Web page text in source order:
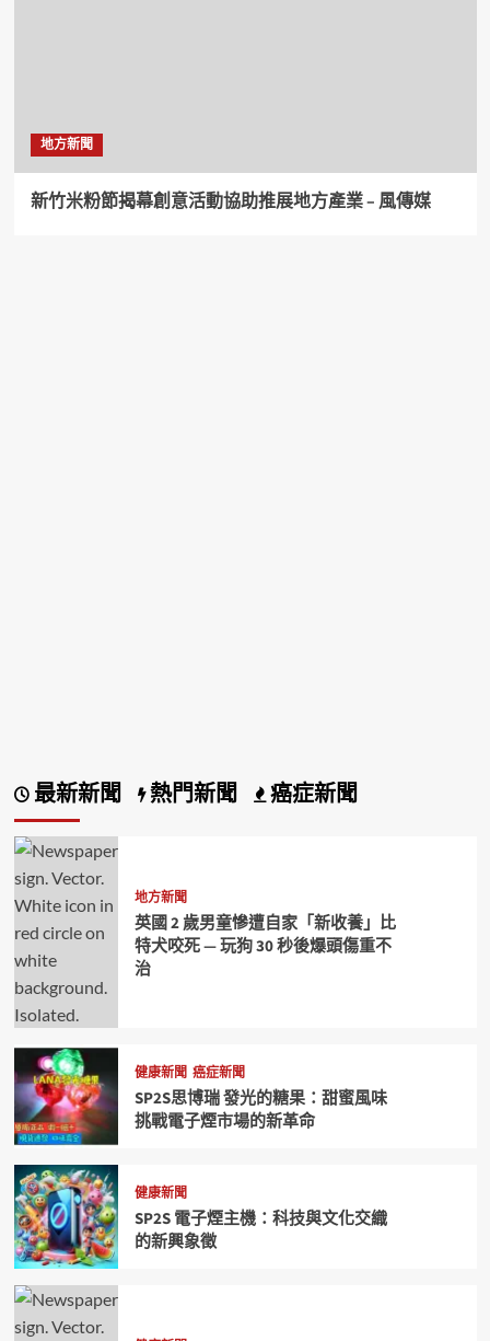
地方新聞
新竹米粉節揭幕創意活動協助推展地方產業 – 風傳媒
最新新聞 熱門新聞 癌症新聞
地方新聞
英國 2 歲男童慘遭自家「新收養」比
特犬咬死 — 玩狗 30 秒後爆頭傷重不
治
健康新聞 癌症新聞
SP2S思博瑞 發光的糖果：甜蜜風味
挑戰電子煙市場的新革命
健康新聞
SP2S 電子煙主機：科技與文化交織
的新興象徵